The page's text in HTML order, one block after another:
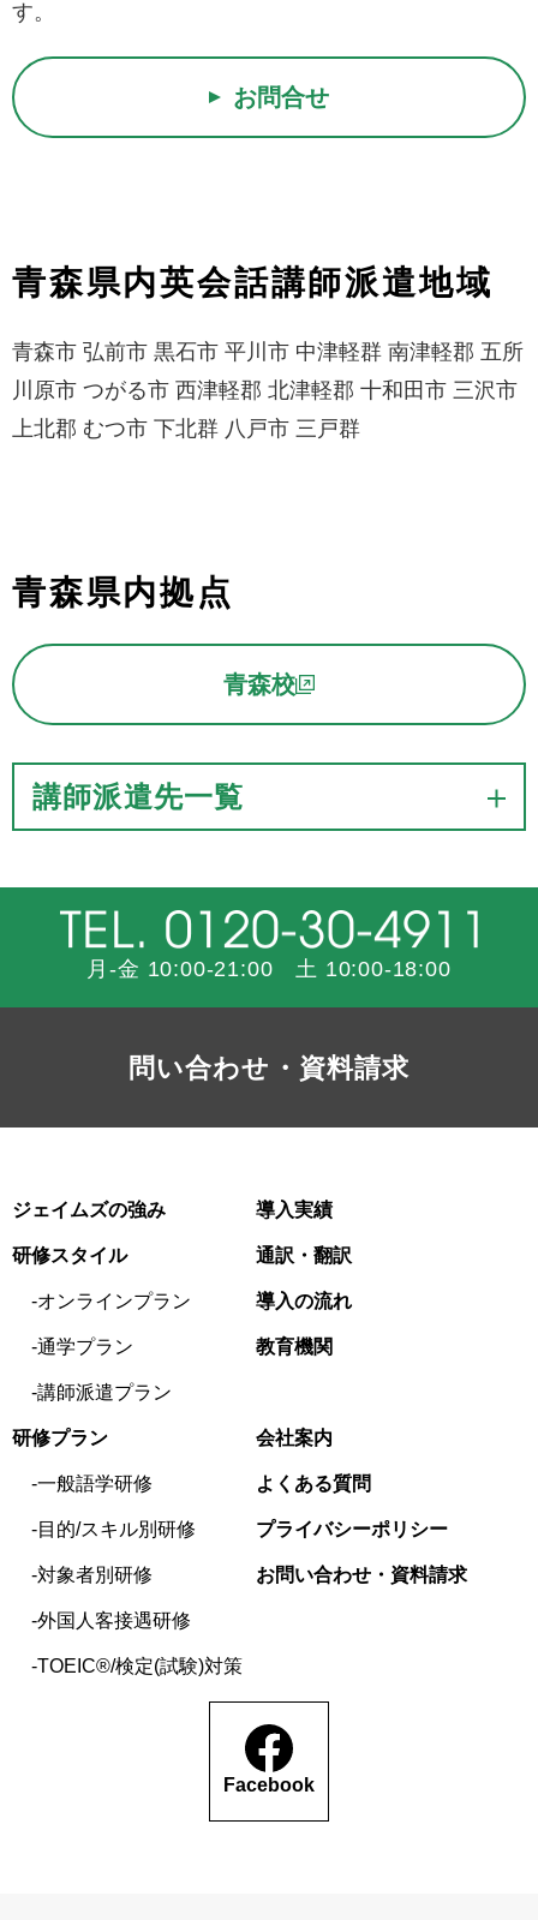
す。
お問合せ
青森県内英会話講師派遣地域
青森市 弘前市 黒石市 平川市 中津軽群 南津軽郡 五所
川原市 つがる市 西津軽郡 北津軽郡 十和田市 三沢市
上北郡 むつ市 下北群 八戸市 三戸群
青森県内拠点
青森校
講師派遣先一覧
月-金 10:00-21:00 土 10:00-18:00
問い合わせ・資料請求
ジェイムズの強み
研修スタイル
オンラインプラン
通学プラン
講師派遣プラン
導入実績
通訳・翻訳
導入の流れ
教育機関
研修プラン
一般語学研修
目的/スキル別研修
対象者別研修
外国人客接遇研修
TOEIC®/検定(試験)対策
会社案内
よくある質問
プライバシーポリシー
お問い合わせ・資料請求
Facebook